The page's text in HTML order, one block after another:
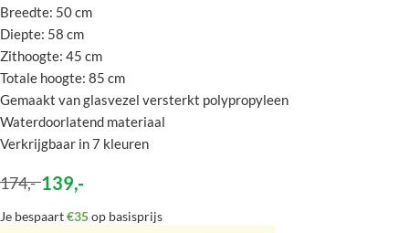
Breedte: 50 cm
Diepte: 58 cm
Zithoogte: 45 cm
Totale hoogte: 85 cm
Gemaakt van glasvezel versterkt polypropyleen
Waterdoorlatend materiaal
Verkrijgbaar in 7 kleuren
174,- 139,-
Je bespaart€35op basisprijs